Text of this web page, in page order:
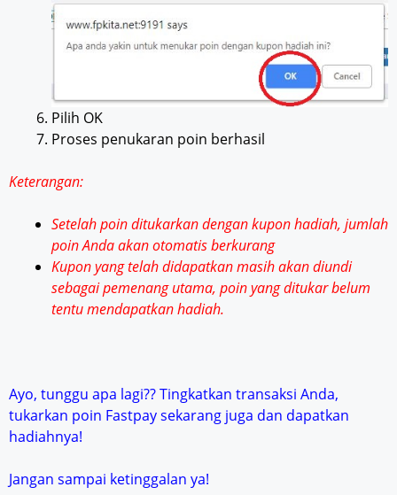
Pilih OK
Proses penukaran poin berhasil
Keterangan:
Setelah poin ditukarkan dengan kupon hadiah, jumlah
poin Anda akan otomatis berkurang
Kupon yang telah didapatkan masih akan diundi
sebagai pemenang utama, poin yang ditukar belum
tentu mendapatkan hadiah.
Ayo, tunggu apa lagi?? Tingkatkan transaksi Anda,
tukarkan poin Fastpay sekarang juga dan dapatkan
hadiahnya!
Jangan sampai ketinggalan ya!